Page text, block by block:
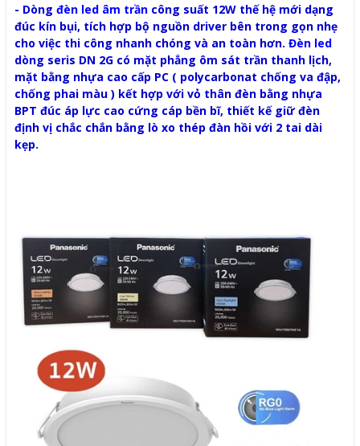
- Dòng đèn led âm trần công suất 12W thế hệ mới dạng
đúc kín bụi, tích hợp bộ nguồn driver bên trong gọn nhẹ
cho việc thi công nhanh chóng và an toàn hơn. Đèn led
dòng seris DN 2G có mặt phẳng ôm sát trần thanh lịch,
mặt bằng nhựa cao cấp PC ( polycarbonat chống va đập,
chống phai màu ) kết hợp với vỏ thân đèn bằng nhựa
BPT đúc áp lực cao cứng cáp bền bĩ, thiết kế giữ đèn
định vị chắc chắn bằng lò xo thép đàn hồi với 2 tai dài
kẹp.